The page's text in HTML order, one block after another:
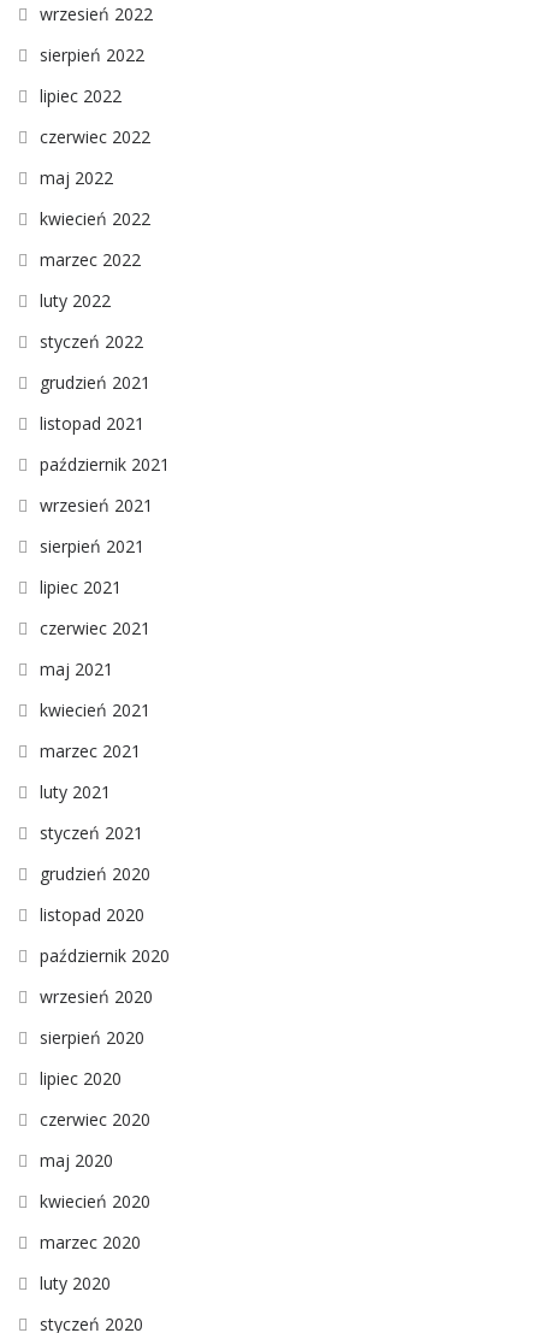
wrzesień 2022
sierpień 2022
lipiec 2022
czerwiec 2022
maj 2022
kwiecień 2022
marzec 2022
luty 2022
styczeń 2022
grudzień 2021
listopad 2021
październik 2021
wrzesień 2021
sierpień 2021
lipiec 2021
czerwiec 2021
maj 2021
kwiecień 2021
marzec 2021
luty 2021
styczeń 2021
grudzień 2020
listopad 2020
październik 2020
wrzesień 2020
sierpień 2020
lipiec 2020
czerwiec 2020
maj 2020
kwiecień 2020
marzec 2020
luty 2020
styczeń 2020